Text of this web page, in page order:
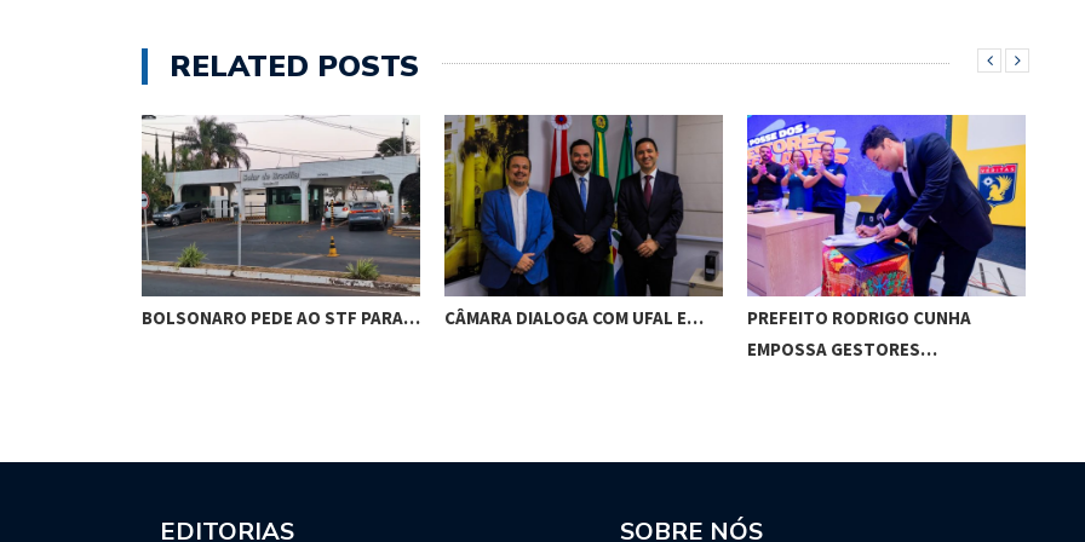
RELATED POSTS
BOLSONARO PEDE AO STF PARA… CÂMARA DIALOGA COM UFAL E…
PREFEITO RODRIGO CUNHA
EMPOSSA GESTORES…
EDITORIAS SOBRE NÓS